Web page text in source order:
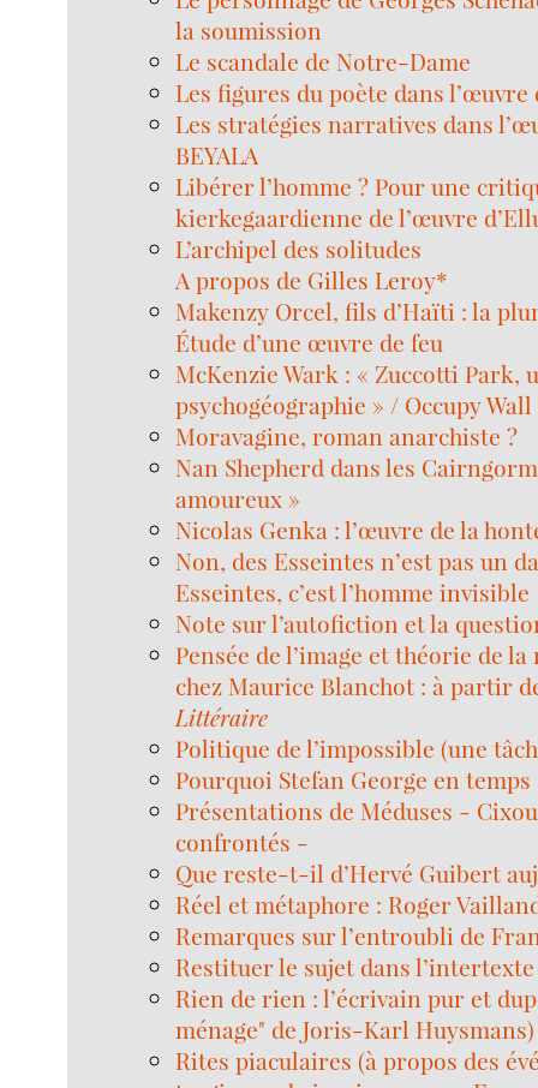
la soumission
Le scandale de Notre-Dame
Les figures du poète dans
Les stratégies narratives dans
BEYALA
Libérer l’homme ? Pour une
kierkegaardienne de l’œuvre
L’archipel des solitudes
A propos de Gilles Leroy*
Makenzy Orcel, fils d’Haïti : la
Étude d’une œuvre de feu
McKenzie Wark : « Zuccotti Park,
psychogéographie » / Occupy Wall
Moravagine, roman anarchiste ?
Nan Shepherd dans les
amoureux »
Nicolas Genka : l’œuvre de la
Non, des Esseintes n’est pas un
Esseintes, c’est l’homme invisible
Note sur l’autofiction et la
Pensée de l’image et théorie de
chez Maurice Blanchot : à partir
Littéraire
Politique de l’impossible (une
Pourquoi Stefan George en temps
Présentations de Méduses -
confrontés -
Que reste-t-il d’Hervé Guibert
Réel et métaphore : Roger
Remarques sur l’entroubli de
Restituer le sujet dans l’intertexte
Rien de rien : l’écrivain pur et
ménage" de Joris-Karl Huysmans)
Rites piaculaires (à propos des